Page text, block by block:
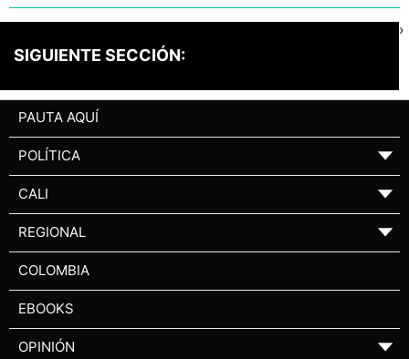
SIGUIENTE SECCIÓN:
›
PAUTA AQUÍ
POLÍTICA ▼
CALI ▼
REGIONAL ▼
COLOMBIA
EBOOKS
OPINIÓN ▼